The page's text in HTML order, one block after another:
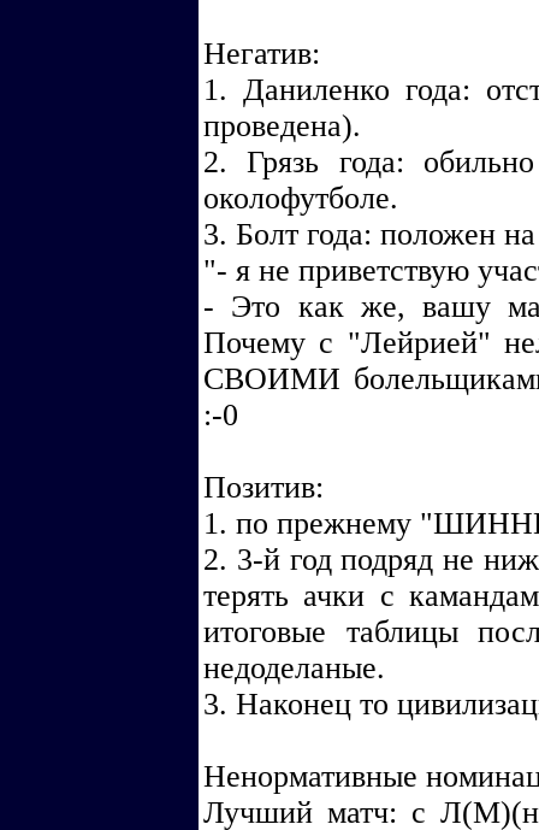
Негатив:
1. Даниленко года:
проведена).
2. Грязь года:
околофутболе.
3. Болт года: положен
"- я не приветствую
- Это как же, вашу
Почему с "Лейрией"
СВОИМИ
:-0
Позитив:
1. по прежнему
2. 3-й год подряд не
терять ачки с
итоговые таблицы
недоделаные.
3. Наконец то
Ненормативные
Лучший матч: с